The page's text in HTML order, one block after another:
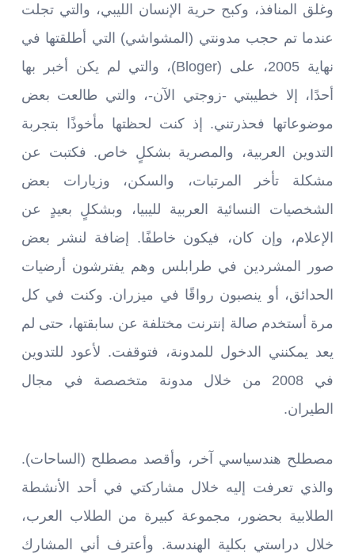
وغلق المنافذ، وكبح حرية الإنسان الليبي، والتي تجلت
عندما تم حجب مدونتي (المشواشي) التي أطلقتها في
نهاية 2005، على (Bloger)، والتي لم يكن أخبر بها
أحدًا، إلا خطيبتي -زوجتي الآن-، والتي طالعت بعض
موضوعاتها فحذرتني. إذ كنت لحظتها مأخوذًا بتجربة
التدوين العربية، والمصرية بشكلٍ خاص. فكتبت عن
مشكلة تأخر المرتبات، والسكن، وزيارات بعض
الشخصيات النسائية العربية لليبيا، وبشكلٍ بعيدٍ عن
الإعلام، وإن كان، فيكون خاطفًا. إضافة لنشر بعض
صور المشردين في طرابلس وهم يفترشون أرضيات
الحدائق، أو ينصبون رواقًا في ميزران. وكنت في كل
مرة أستخدم صالة إنترنت مختلفة عن سابقتها، حتى لم
يعد يمكنني الدخول للمدونة، فتوقفت. لأعود للتدوين
في 2008 من خلال مدونة متخصصة في مجال
الطيران.
مصطلح هندسياسي آخر، وأقصد مصطلح (الساحات).
والذي تعرفت إليه خلال مشاركتي في أحد الأنشطة
الطلابية بحضور، مجموعة كبيرة من الطلاب العرب،
خلال دراستي بكلية الهندسة. وأعترف أني المشارك